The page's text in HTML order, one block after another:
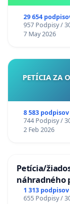
29 654
957 Podpisy /
7 May 2026
PETÍCIA ZA
8 583 podpisov
744 Podpisy /
2 Feb 2026
Petícia/
náhradného
uzávery
1 313 podpisov
655 Podpisy /